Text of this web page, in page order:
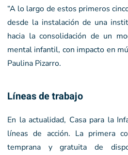
“A lo largo de estos primeros
desde la instalación de una
hacia la consolidación de un
mental infantil, con impacto en
Paulina Pizarro.
Líneas de trabajo
En la actualidad, Casa para la
líneas de acción. La primera
temprana y gratuita de